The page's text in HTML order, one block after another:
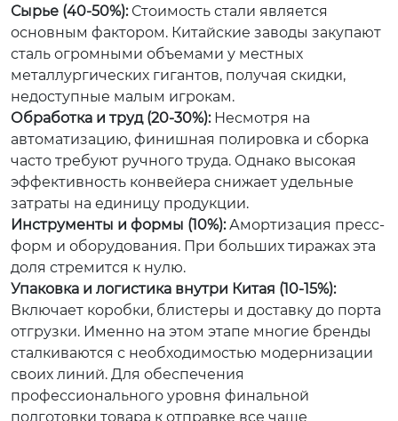
Сырье (40-50%):Стоимость стали является
основным фактором. Китайские заводы закупают
сталь огромными объемами у местных
металлургических гигантов, получая скидки,
недоступные малым игрокам.
Обработка и труд (20-30%):Несмотря на
автоматизацию, финишная полировка и сборка
часто требуют ручного труда. Однако высокая
эффективность конвейера снижает удельные
затраты на единицу продукции.
Инструменты и формы (10%):Амортизация пресс-
форм и оборудования. При больших тиражах эта
доля стремится к нулю.
Упаковка и логистика внутри Китая (10-15%):
Включает коробки, блистеры и доставку до порта
отгрузки. Именно на этом этапе многие бренды
сталкиваются с необходимостью модернизации
своих линий. Для обеспечения
профессионального уровня финальной
подготовки товара к отправке все чаще